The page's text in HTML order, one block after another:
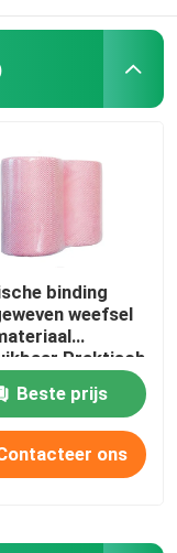
binding
weefsel
Praktisch
Beste prijs
ons